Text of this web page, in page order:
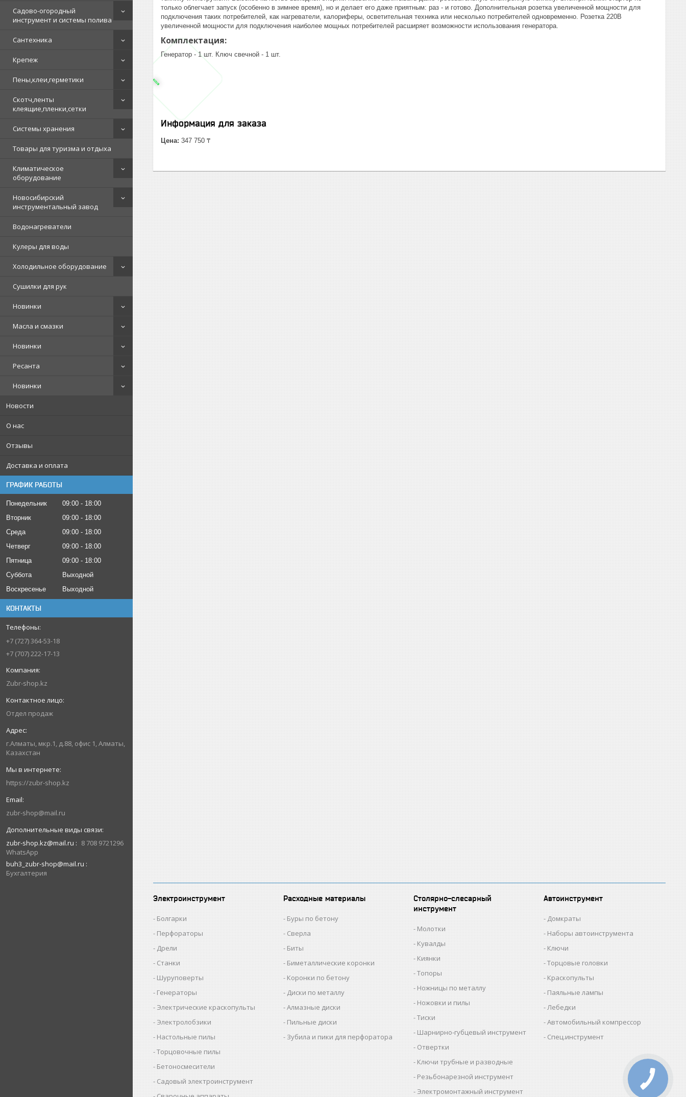
Садово-огородный
инструмент и системы полива
Сантехника
Крепеж
Пены,клеи,герметики
Скотч,ленты
клеящие,пленки,сетки
Системы хранения
Товары для туризма и отдыха
Климатическое
оборудование
Новосибирский
инструментальный завод
Водонагреватели
Кулеры для воды
Холодильное оборудование
Сушилки для рук
Новинки
Масла и смазки
Новинки
Ресанта
Новинки
Новости
О нас
Отзывы
Доставка и оплата
ГРАФИК РАБОТЫ
Понедельник 09:00
18:00
Вторник
09:00
18:00
Среда
09:00
18:00
Четверг
09:00
18:00
Пятница
09:00
18:00
Суббота
Выходной
Воскресенье
Выходной
КОНТАКТЫ
+7 (727) 364-53-18
+7 (707) 222-17-13
Zubr-shop.kz
Отдел продаж
г.Алматы, мкр.1, д.88, офис 1, Алматы,
Казахстан
https://zubr-shop.kz
zubr-shop@mail.ru
zubr-shop.kz@mail.ru
8 708 9721296
WhatsApp
buh3_zubr-shop@mail.ru
Бухгалтерия
только облегчает запуск (особенно в зимнее время), но и делает его даже приятным: раз - и готово. Дополнительная розетка увеличенной мощности для
подключения таких потребителей, как нагреватели, калориферы, осветительная техника или несколько потребителей одновременно. Розетка 220В
увеличенной мощности для подключения наиболее мощных потребителей расширяет возможности использования генератора.
Комплектация:
Генератор - 1 шт. Ключ свечной - 1 шт.
Информация для заказа
Цена: 347 750 ₸
Электроинструмент
Болгарки
Перфораторы
Дрели
Станки
Шуруповерты
Генераторы
Электрические краскопульты
Электролобзики
Настольные пилы
Торцовочные пилы
Бетоносмесители
Садовый электроинструмент
Расходные материалы
Буры по бетону
Сверла
Биты
Биметаллические коронки
Коронки по бетону
Диски по металлу
Алмазные диски
Пильные диски
Зубила и пики для перфоратора
Столярно-слесарный
инструмент
Молотки
Кувалды
Киянки
Топоры
Ножницы по металлу
Ножовки и пилы
Тиски
Шарнирно-губцевый инструмент
Отвертки
Ключи трубные и разводные
Резьбонарезной инструмент
Электромонтажный инструмент
Автоинструмент
Домкраты
Наборы автоинструмента
Ключи
Торцовые головки
Краскопульты
Паяльные лампы
Лебедки
Автомобильный компрессор
Спец.инструмент